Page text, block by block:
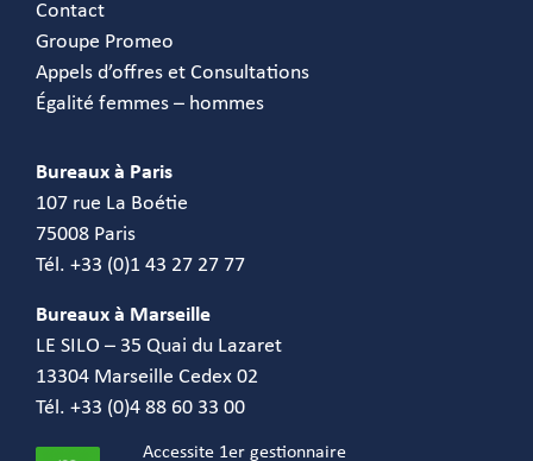
Contact
Groupe Promeo
Appels d’offres et Consultations
Égalité femmes – hommes
Bureaux à Paris
107 rue La Boétie
75008 Paris
Tél. +33 (0)1 43 27 27 77
Bureaux à Marseille
LE SILO – 35 Quai du Lazaret
13304 Marseille Cedex 02
Tél. +33 (0)4 88 60 33 00
Accessite 1er gestionnaire